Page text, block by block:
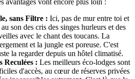
sans Filtre : Ici, pas de mur entre toi et
son des cris des singes hurleurs et des
avec le chant des toucans. La
et la jungle est poreuse. C'est
la regarder depuis un hôtel climatisé.
Reculées : Les meilleurs éco-lodges sont
d'accès, au cœur de réserves privées